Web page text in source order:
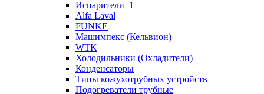
Испарители_1
Alfa Laval
FUNKE
Машимпекс (Кельвион)
WTK
Холодильники (Охладители)
Конденсаторы
Типы кожухотрубных устройств
Подогреватели трубные